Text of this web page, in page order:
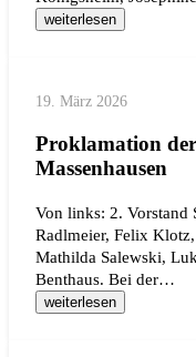
weiterlesen
19. März 2026
Proklamation
Massenhausen
Von links: 2. Vorstand
Radlmeier, Felix
Mathilda Salewski,
Benthaus. Bei der…
weiterlesen